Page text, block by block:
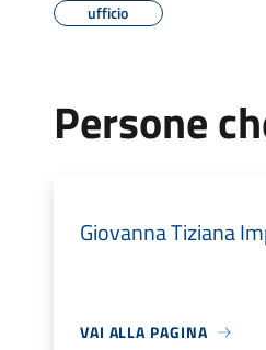
ufficio
Persone
Giovanna Tiziana
VAI ALLA PAGINA